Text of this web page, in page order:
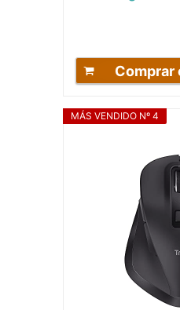
800/1200/1600
Comprar
MÁS VENDIDO Nº 4